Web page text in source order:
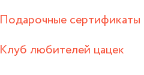
Подарочные сертификаты
Клуб любителей цацек